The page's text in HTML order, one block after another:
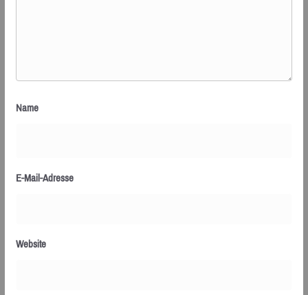
Name
E-Mail-Adresse
Website